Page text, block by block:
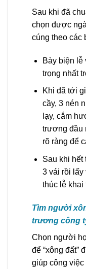
Sau khi đã
chọn được
cúng theo các
Bày biện lễ
trọng nhất
Khi đã tới
cầy, 3 nén
lạy, cắm
trương đầu
rõ ràng để
Sau khi hết
3 vái rồi lấy
thúc lễ khai
Tìm người
trương công
Chọn người
để “xông đất”
giúp công